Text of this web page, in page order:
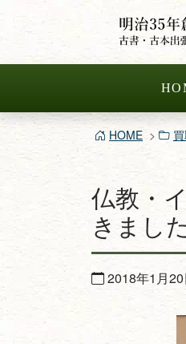
へ
HOME
仏教・
きました
2018年1月20